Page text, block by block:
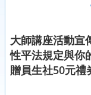
大師講座活動宣
性平法規定與你
贈員生社50元禮